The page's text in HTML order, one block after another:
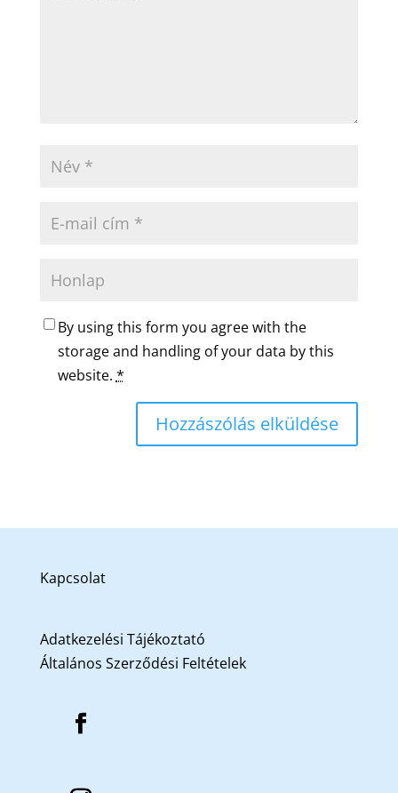
By using this form you agree with the
storage and handling of your data by this
website. *
Kapcsolat
Adatkezelési Tájékoztató
Általános Szerződési Feltételek